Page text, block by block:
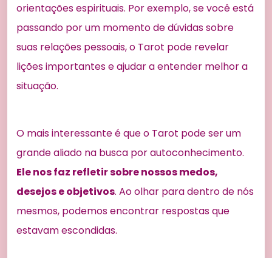
orientações espirituais. Por exemplo, se você está
passando por um momento de dúvidas sobre
suas relações pessoais, o Tarot pode revelar
lições importantes e ajudar a entender melhor a
situação.
O mais interessante é que o Tarot pode ser um
grande aliado na busca por autoconhecimento.
Ele nos faz refletir sobre nossos medos,
desejos e objetivos. Ao olhar para dentro de nós
mesmos, podemos encontrar respostas que
estavam escondidas.